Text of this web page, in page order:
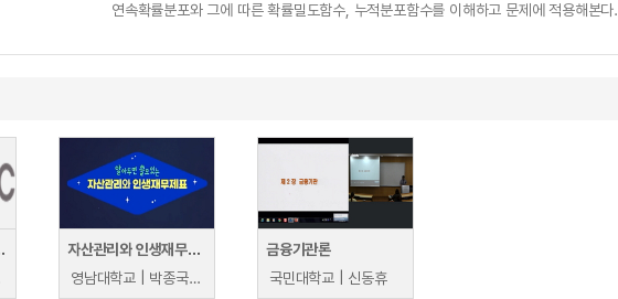
연속확률분포와 그에 따른 확률밀도함수, 누적분포함수를 이해하고 문제에 적용해본다.
, 판소리(이자람)
자산관리와 인생재무제표
영남대학교 | 박종국, 홍영은
금융기관론
국민대학교 | 신동휴